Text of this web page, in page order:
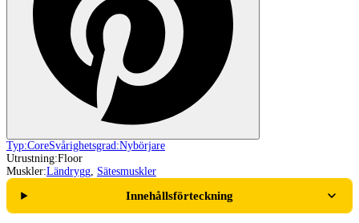
Typ:CoreSvårighetsgrad:Nybörjare
Utrustning:Floor
Muskler:Ländrygg, Sätesmuskler
Innehållsförteckning